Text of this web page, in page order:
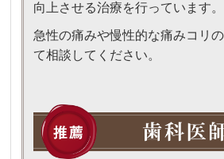
向上させる治療を行っています。
急性の痛みや慢性的な痛みコリ
て相談してください。